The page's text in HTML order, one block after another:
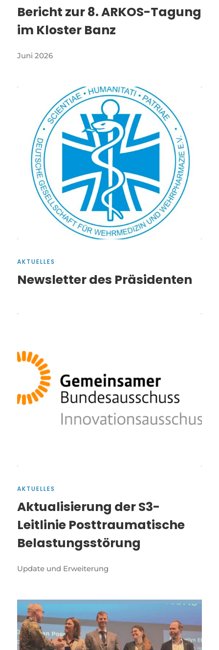
Bericht zur 8. ARKOS-Tagung
im Kloster Banz
Juni 2026
AKTUELLES
Newsletter des Präsidenten
AKTUELLES
Aktualisierung der S3-
Leitlinie Posttraumatische
Belastungsstörung
Update und Erweiterung